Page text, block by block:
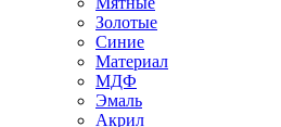
Золотые
Синие
Материал
МДФ
Эмаль
Акрил